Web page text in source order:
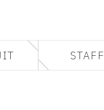
STAFF